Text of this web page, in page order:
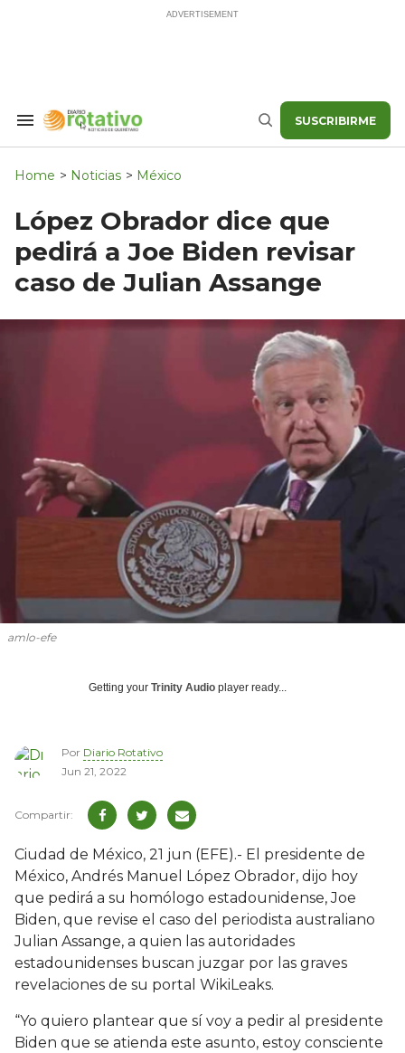
Search
Navigation
Buscar SUSCRIBIRME
Home > Noticias > México
López Obrador dice que
pedirá a Joe Biden revisar
caso de Julian Assange
amlo-efe
Getting your Trinity Audio player ready...
Por Diario Rotativo
Jun 21, 2022
Ciudad de México, 21 jun (EFE).- El presidente de
México, Andrés Manuel López Obrador, dijo hoy
que pedirá a su homólogo estadounidense, Joe
Biden, que revise el caso del periodista australiano
Julian Assange, a quien las autoridades
estadounidenses buscan juzgar por las graves
revelaciones de su portal WikiLeaks.
“Yo quiero plantear que sí voy a pedir al presidente
Biden que se atienda este asunto, estoy consciente